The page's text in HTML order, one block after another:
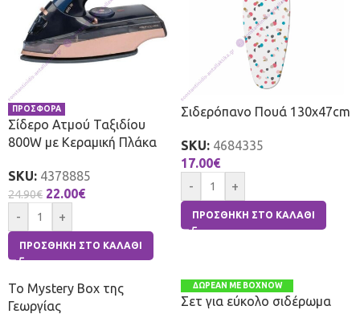
ΠΡΟΣΦΟΡΑ
Σίδερο Ατμού Ταξιδίου
800W με Κεραμική Πλάκα
SKU: 4378885
24.90€ 22.00€
-
+
ΠΡΟΣΘΉΚΗ ΣΤΟ ΚΑΛΆΘΙ
Σιδερόπανο Πουά 130x47cm
SKU: 4684335
17.00€
-
+
ΠΡΟΣΘΉΚΗ ΣΤΟ ΚΑΛΆΘΙ
Το Mystery Box της
Γεωργίας
ΔΩΡΕΑΝ ΜΕ BOXNOW
Σετ για εύκολο σιδέρωμα